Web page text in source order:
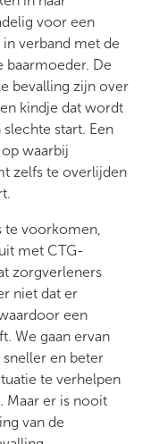
voor een
verband met de
baarmoeder. De
bevalling zijn over
kindje dat wordt
start. Een
waarbij
zelfs te overlijden
te voorkomen,
met CTG-
zorgverleners
niet dat er
een
We gaan ervan
en beter
te verhelpen
Maar er is nooit
van de